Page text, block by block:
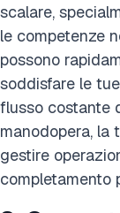
scalare,
le competenze
possono
soddisfare le
flusso costante
manodopera, la
gestire
completamento